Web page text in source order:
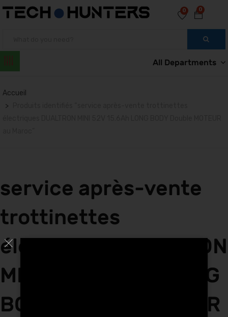
0
0
All Departments
Accueil
service après-vente
trottinettes
électriques DUALTRON
MINI 52V 15.6Ah LONG
BODY Double MOTEUR